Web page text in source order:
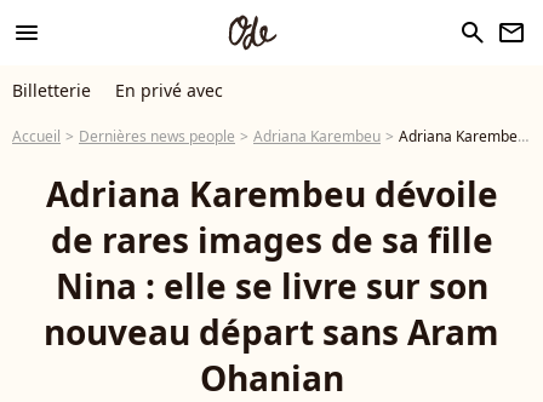
menu search newsletter
Billetterie En privé avec
Accueil Dernières news people Adriana Karembeu Adriana Karembeu dévoile de rares images de sa fille Nina : elle se livre sur son nouveau départ sans Aram Ohanian
Adriana Karembeu dévoile
de rares images de sa fille
Nina : elle se livre sur son
nouveau départ sans Aram
Ohanian